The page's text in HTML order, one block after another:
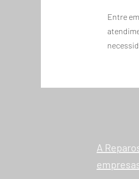
Entre
A